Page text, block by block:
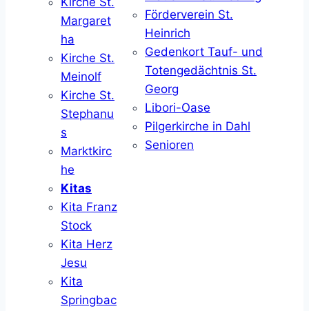
Margaret
ha
Kirche St.
Meinolf
Kirche St.
Stephanu
s
Marktkirc
he
Kitas
Kita Franz
Stock
Kita Herz
Jesu
Kita
Springbac
Förderverein St.
Heinrich
Gedenkort Tauf- und
Totengedächtnis St.
Georg
Libori-Oase
Pilgerkirche in Dahl
Senioren